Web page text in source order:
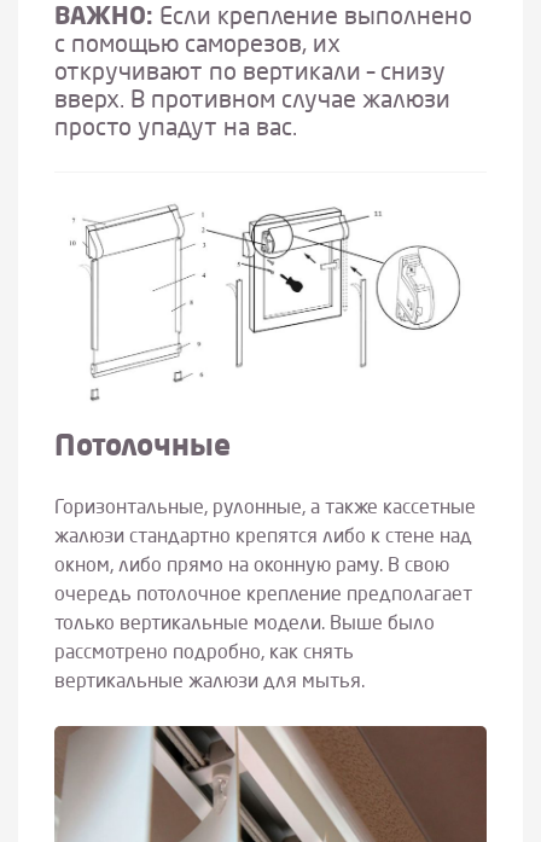
ВАЖНО: Если крепление выполнено
с помощью саморезов, их
откручивают по вертикали – снизу
вверх. В противном случае жалюзи
просто упадут на вас.
Потолочные
Горизонтальные, рулонные, а также кассетные
жалюзи стандартно крепятся либо к стене над
окном, либо прямо на оконную раму. В свою
очередь потолочное крепление предполагает
только вертикальные модели. Выше было
рассмотрено подробно, как снять
вертикальные жалюзи для мытья.